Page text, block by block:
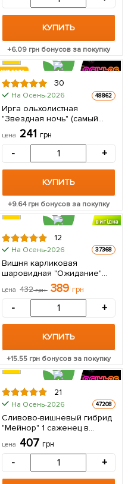
КУПИТЬ
+6.09 грн бонусов за покупку
ХИТ ГОДА
30
На Осень-2026 48862
Ирга ольхолистная
"Звездная ночь" (самый
вкусный сорт)
цена 241 грн
- +
КУПИТЬ
+9.64грн бонусов за покупку
вигідна
знижка
12
На Осень-2026 37368
Вишня карликовая
шаровидная "Ожидание"
упаковке
цена 432грн 389 грн
- +
КУПИТЬ
+15.55грн бонусов за покупку
21
На Осень-2026 47208
Сливово-вишневый гибрид
"Мейнор" 1 саженец в
упаковке 1 саженец в
упаковке
цена 407 грн
- +